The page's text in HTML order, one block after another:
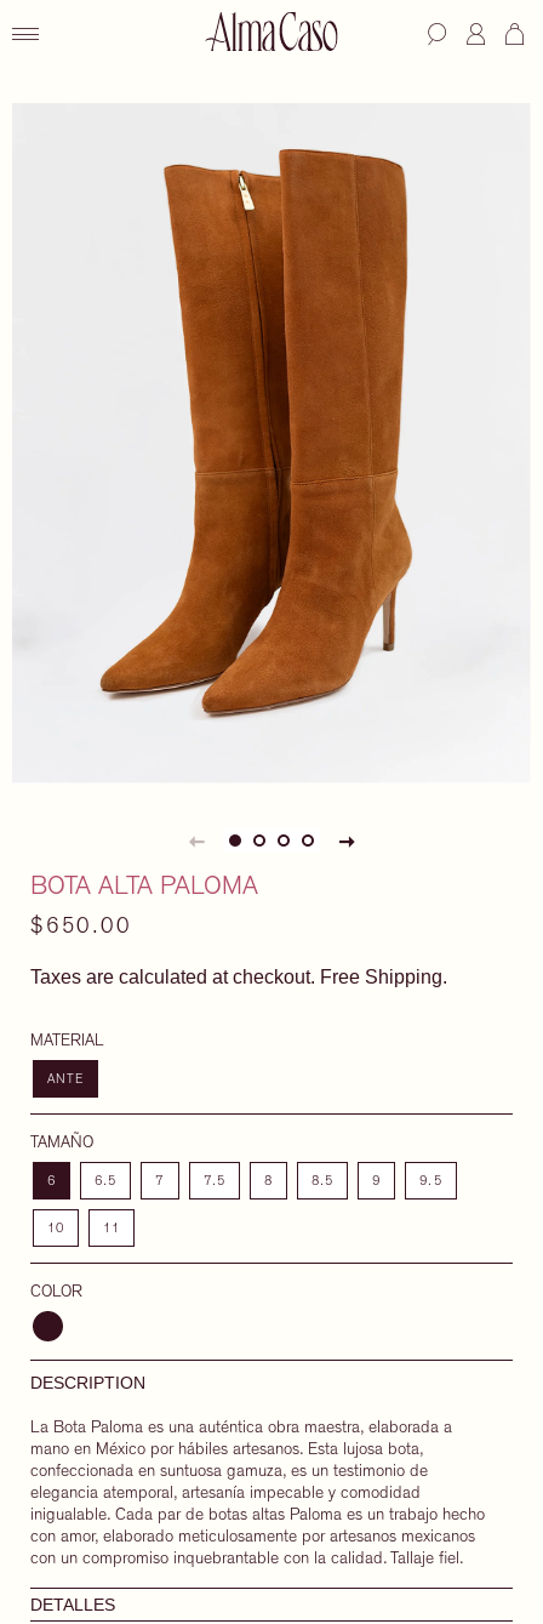
BOTA ALTA PALOMA
Precio
Precio
venta
$650.00
Taxes are calculated at checkout. Free Shipping.
MATERIAL
ANTE
TAMAÑO
6 6.5 7 7.5 8 8.5 9 9.5
10 11
COLOR
DESCRIPTION
La Bota Paloma es una auténtica obra maestra, elaborada a
mano en México por hábiles artesanos. Esta lujosa bota,
confeccionada en suntuosa gamuza, es un testimonio de
elegancia atemporal, artesanía impecable y comodidad
inigualable. Cada par de botas altas Paloma es un trabajo hecho
con amor, elaborado meticulosamente por artesanos mexicanos
con un compromiso inquebrantable con la calidad.
Tallaje fiel.
DETALLES